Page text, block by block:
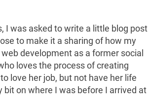
I was asked to write a little blog post
to make it a sharing of how my
development as a former social
loves the process of creating
love her job, but not have her life
on where I was before I arrived at